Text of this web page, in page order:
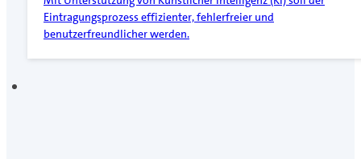
Eintragungsprozess effizienter, fehlerfreier und
benutzerfreundlicher werden.